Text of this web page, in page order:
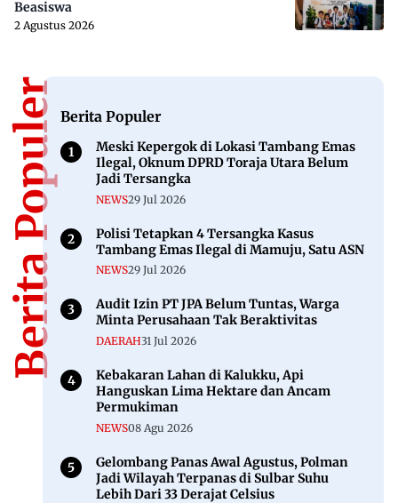
Beasiswa
2 Agustus 2026
Berita PopulerBerita Populer
Meski Kepergok di Lokasi Tambang Emas
Ilegal, Oknum DPRD Toraja Utara Belum
Jadi Tersangka
NEWS29 Jul 2026
Polisi Tetapkan 4 Tersangka Kasus
Tambang Emas Ilegal di Mamuju, Satu ASN
NEWS29 Jul 2026
Audit Izin PT JPA Belum Tuntas, Warga
Minta Perusahaan Tak Beraktivitas
DAERAH31 Jul 2026
Kebakaran Lahan di Kalukku, Api
Hanguskan Lima Hektare dan Ancam
Permukiman
NEWS08 Agu 2026
Gelombang Panas Awal Agustus, Polman
Jadi Wilayah Terpanas di Sulbar Suhu
Lebih Dari 33 Derajat Celsius